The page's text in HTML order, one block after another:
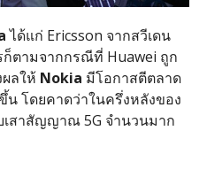
ได้แก่ Ericsson จากสวีเดน
ก็ตามจากกรณีที่ Huawei ถูก
ลให้ Nokia มีโอกาสตีตลาด
โดยคาดว่าในครึ่งหลังของ
สาสัญญาณ 5G จำนวนมาก